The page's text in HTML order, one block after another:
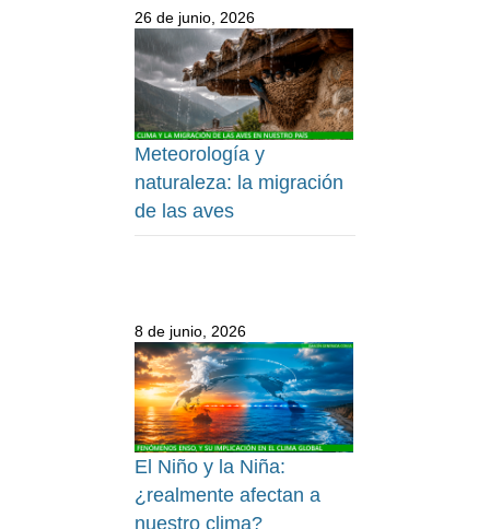
26 de junio, 2026
Meteorología y
naturaleza: la migración
de las aves
8 de junio, 2026
El Niño y la Niña:
¿realmente afectan a
nuestro clima?